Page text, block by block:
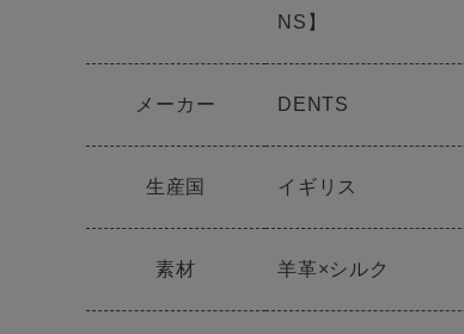
NS】
メーカー DENTS
生産国 イギリス
素材 羊革×シルク